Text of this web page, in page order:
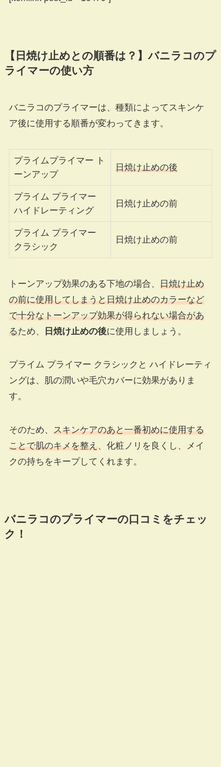
【日焼け止めとの順番は？】バニラコのプ
ライマーの使い方
バニラコのプライマーは、種類によってスキンケ
ア後に使用する順番が変わってきます。
プライムプライマー ト
ーンアップ
日焼け止めの後
プライム プライマー
ハイドレーティング
日焼け止めの前
プライム プライマー
クラシック
日焼け止めの前
トーンアップ効果のある下地の場合、 日焼け止め
の前に使用してしまうと日焼け止めのカラーなど
で十分なトーンアップ効果が得られない場合があ
るため、 日焼け止めの後に使用しましょう。
プライム プライマー クラシックと ハイドレーティ
ングは、肌の潤いや毛穴カバーに効果がありま
す。
そのため、 スキンケアのあと一番初めに使用する
ことで肌のキメを整え、化粧ノリを良くし、メイ
クの持ちをキープしてくれます。
バニラコのプライマーの口コミをチェッ
ク！